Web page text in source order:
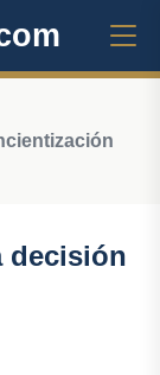
decisión